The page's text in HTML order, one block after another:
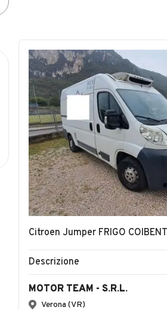
Citroen Jumper FRIGO
Descrizione
MOTOR TEAM - S.R.L.
Verona (VR)